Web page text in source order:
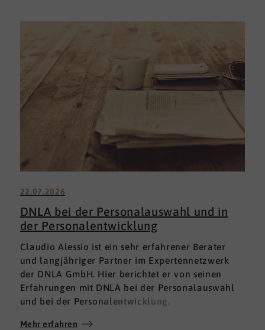
22.07.2026
DNLA bei der Personalauswahl und in
der Personalentwicklung
Claudio Alessio ist ein sehr erfahrener Berater
und langjähriger Partner im Expertennetzwerk
der DNLA GmbH. Hier berichtet er von seinen
Erfahrungen mit DNLA bei der Personalauswahl
und bei der Personalentwicklung.
Mehr erfahren